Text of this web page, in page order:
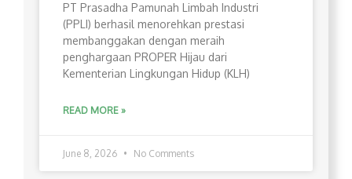
PT Prasadha Pamunah Limbah Industri
(PPLI) berhasil menorehkan prestasi
membanggakan dengan meraih
penghargaan PROPER Hijau dari
Kementerian Lingkungan Hidup (KLH)
READ MORE »
June 8, 2026 No Comments